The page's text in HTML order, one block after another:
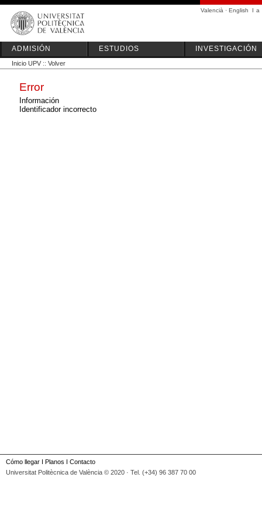
Valencià · English I a
ADMISIÓN ESTUDIOS INVESTIGACIÓN
Inicio UPV :: Volver
Error
Información
Identificador incorrecto
Cómo llegar I Planos I Contacto
Universitat Politècnica de València © 2020 · Tel. (+34) 96 387 70 00